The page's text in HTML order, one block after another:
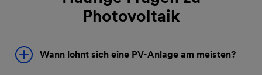
Photovoltaik
Wann lohnt sich eine PV-Anlage am meisten?